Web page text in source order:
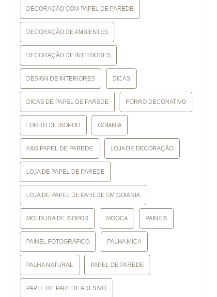
DECORAÇÃO COM PAPEL DE PAREDE
DECORAÇÃO DE AMBIENTES
DECORAÇÃO DE INTERIORES
DESIGN DE INTERIORES DICAS
DICAS DE PAPEL DE PAREDE FORRO DECORATIVO
FORRO DE ISOPOR GOIANIA
K&G PAPEL DE PAREDE LOJA DE DECORAÇÃO
LOJA DE PAPEL DE PAREDE
LOJA DE PAPEL DE PAREDE EM GOIANIA
MOLDURA DE ISOPOR MOOCA PAINEIS
PAINEL FOTOGRÁFICO PALHA MICA
PALHA NATURAL PAPEL DE PAREDE
PAPEL DE PAREDE ADESIVO